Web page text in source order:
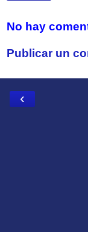
No hay
Publicar un
‹